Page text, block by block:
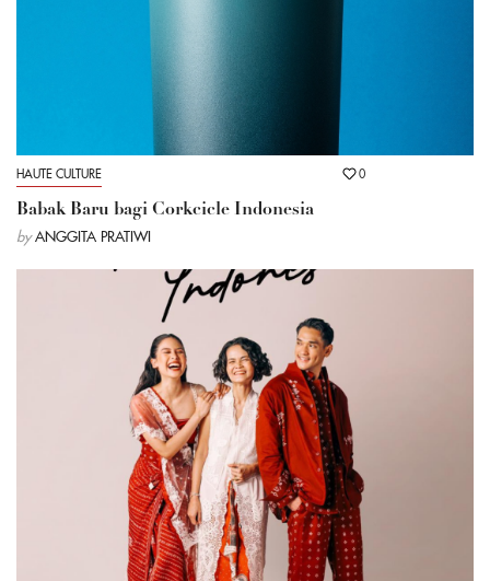
HAUTE CULTURE 0
Babak Baru bagi Corkcicle Indonesia
by ANGGITA PRATIWI